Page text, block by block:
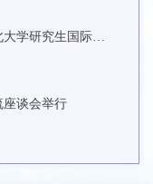
2026年智慧土木国际学术会议暨东北大学研究生国际暑期学校第九期在东北大学召开
谈会举行